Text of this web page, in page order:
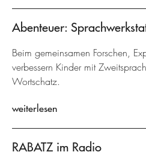
Abenteuer:
Beim gemeinsamen Forschen,
verbessern Kinder mit
Wortschatz.
weiterlesen
RABATZ im Radio